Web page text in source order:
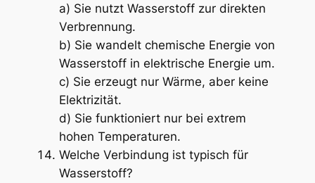
a) Sie nutzt Wasserstoff zur direkten
Verbrennung.
b) Sie wandelt chemische Energie von
Wasserstoff in elektrische Energie um.
c) Sie erzeugt nur Wärme, aber keine
Elektrizität.
d) Sie funktioniert nur bei extrem
hohen Temperaturen.
Welche Verbindung ist typisch für
Wasserstoff?